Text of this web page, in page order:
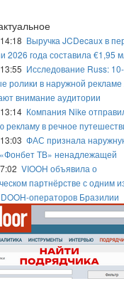
Выручка JCDecaux в
2026 года составила €1,95
Исследование Russ: 10-
ролики в наружной
внимание аудитории
Компания Nike
рекламу в речное
ФАС признала
ТВ» ненадлежащей
VIOOH объявила о
партнёрстве с одним
операторов Бразилии